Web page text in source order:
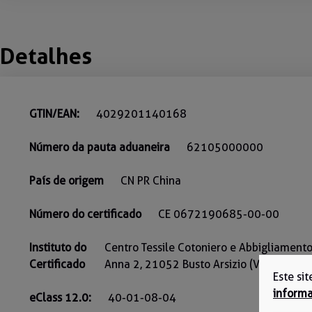
Detalhes
GTIN/EAN: 4029201140168
Número da pauta aduaneira 62105000000
País de origem CN PR China
Número do certificado CE 0672190685-00-00
Instituto do
Certificado
Centro Tessile Cotoniero e
Anna 2, 21052 Busto Arsizio (VA) - Italy,
eClass 12.0: 40-01-08-04
Este